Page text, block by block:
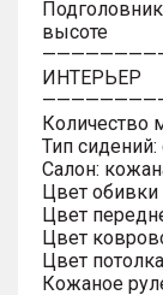
высоте
ИНТЕРЬЕР
Количество
Тип
Салон:
Цвет
Цвет
Цвет
Цвет
Кожаное